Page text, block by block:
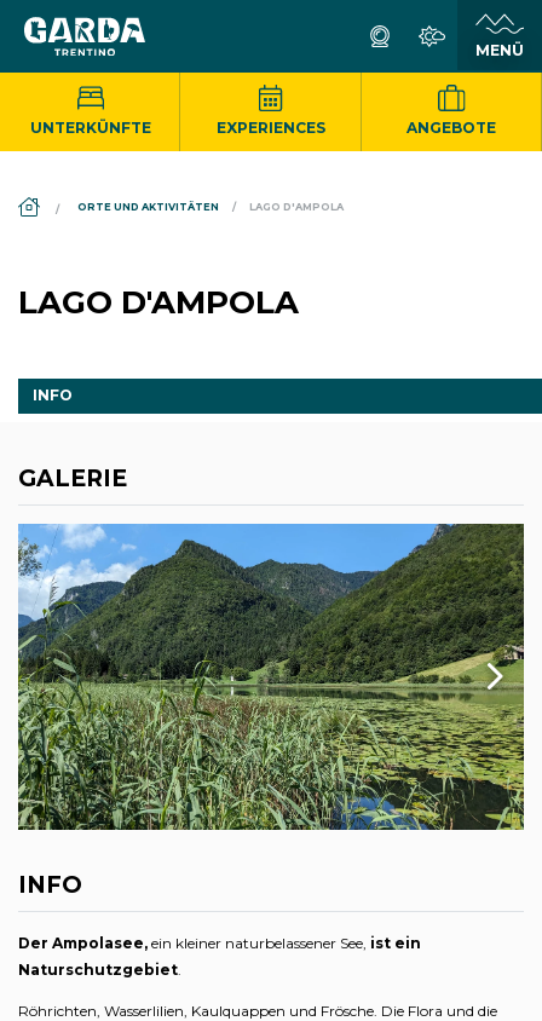
UNTERKÜNFTE EXPERIENCES ANGEBOTE
ORTE UND AKTIVITÄTEN LAGO D'AMPOLA
LAGO D'AMPOLA
INFO
GALERIE
INFO
Der Ampolasee, ein kleiner naturbelassener See, ist ein
Naturschutzgebiet
Röhrichten, Wasserlilien, Kaulquappen und Frösche. Die Flora und die